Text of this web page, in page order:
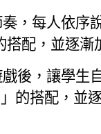
， 每人依序
搭配 ， 並逐漸
後 ， 讓學生
的搭配 ， 並